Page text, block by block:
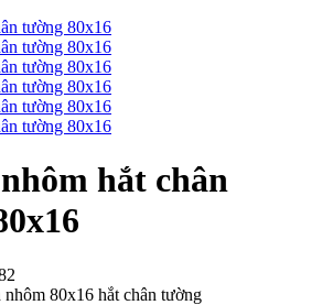
hắt chân
nhôm 80x16 hắt chân tường